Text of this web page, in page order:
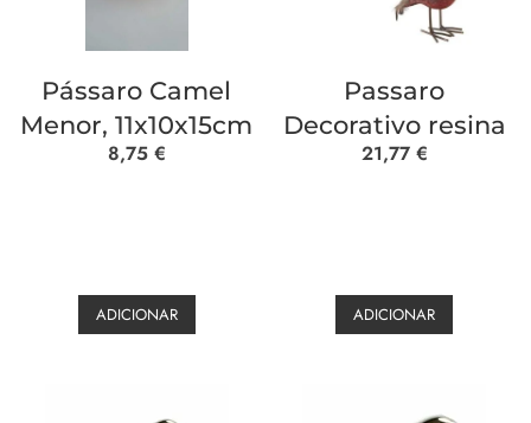
Pássaro Camel
Menor, 11x10x15cm
8,75 €
ADICIONAR
Passaro
Decorativo resina
21,77 €
ADICIONAR